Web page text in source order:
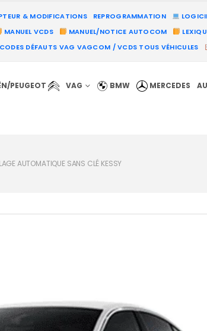
& MODIFICATIONS REPROGRAMMATION
MANUEL VCDS MANUEL/NOTICE AUTOCOM
DÉFAUTS VAG VAGCOM / VCDS TOUS VÉHICULES
PEUGEOT VAG BMW MERCEDES
AUTOMATIQUE SANS CLÉ KESSY